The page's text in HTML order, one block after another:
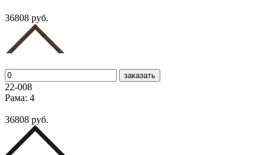
36808 руб.
заказать
22-008
Рама: 4
36808 руб.